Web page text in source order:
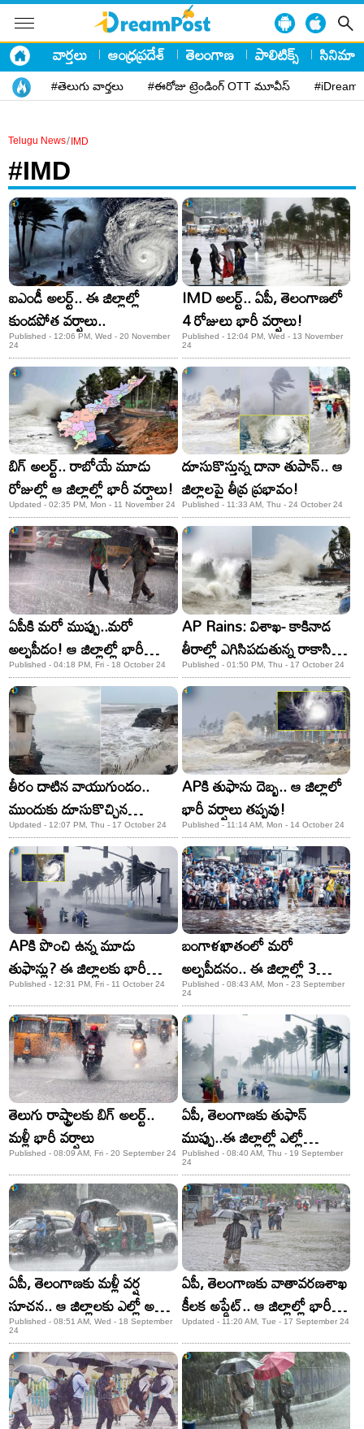
వార్తలు ఆంధ్రప్రదేశ్ తెలంగాణ పాలిటిక్స్ సినిమా
#తెలుగు వార్తలు #ఈరోజు ట్రెండింగ్ OTT మూవీస్
Telugu News/ IMD
#IMD
ఐఎండీ అలర్ట్.. ఈ జిల్లాల్లో
కుండపోత వర్షాలు..
Published - 12:06 PM, Wed - 20 November
24
IMD అలర్ట్.. ఏపీ, తెలంగాణలో
4 రోజులు భారీ వర్షాలు!
Published - 12:04 PM, Wed - 13 November
24
బిగ్ అలర్ట్.. రాబోయే మూడు
రోజుల్లో ఆ జిల్లాల్లో భారీ వర్షాలు!
Updated - 02:35 PM, Mon - 11 November 24
దూసుకొస్తున్న దానా తుపాన్‌.. ఆ
జిల్లాలపై తీవ్ర ప్రభావం!
Published - 11:33 AM, Thu - 24 October 24
ఏపీకి మరో ముప్పు..మరో
అల్పపీడం! ఆ జిల్లాల్లో భారీ
వర్షాలు
Published - 04:18 PM, Fri - 18 October 24
AP Rains: విశాఖ- కాకినాడ
తీరాల్లో ఎగిసిపడుతున్న రాకాసి
అలలు..
Published - 01:50 PM, Thu - 17 October 24
తీరం దాటిన వాయుగుండం..
ముందుకు దూసుకొచ్చిన
సముద్రం!
Updated - 12:07 PM, Thu - 17 October 24
APకి తుఫాను దెబ్బ.. ఆ జిల్లాలో
భారీ వర్షాలు తప్పవు!
Published - 11:14 AM, Mon - 14 October 24
APకి పొంచి ఉన్న మూడు
తుఫాన్లు? ఈ జిల్లాలకు భారీ
వర్షాలు!
Published - 12:31 PM, Fri - 11 October 24
బంగాళఖాతంలో మరో
అల్పపీడనం.. ఈ జిల్లాల్లో 3
రోజుల పాటు భారీ వర్షాలు
Published - 08:43 AM, Mon - 23 September
24
తెలుగు రాష్ట్రాలకు బిగ్ అలర్ట్..
మళ్లీ భారీ వర్షాలు
Published - 08:09 AM, Fri - 20 September 24
ఏపీ, తెలంగాణకు తుఫాన్
ముప్పు..ఈ జిల్లాల్లో ఎల్లో
హెచ్చరికలు జారీ
Published - 08:40 AM, Thu - 19 September
24
ఏపీ, తెలంగాణకు మళ్లీ వర్ష
సూచన.. ఆ జిల్లాలకు ఎల్లో అలర్ట్
జారీ!
Published - 08:51 AM, Wed - 18 September
24
ఏపీ, తెలంగాణకు వాతావరణశాఖ
కీలక అప్డేట్.. ఆ జిల్లాల్లో భారీ
వర్షాలు!
Updated - 11:20 AM, Tue - 17 September 24